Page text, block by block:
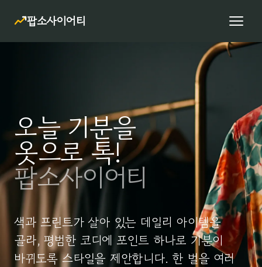
팝소사이어티
오늘 기분을
옷으로 톡!
팝소사이어티
색과 프린트가 살아 있는 데일리 아이템을
골라, 평범한 코디에 포인트 하나로 기분이
바뀌도록 스타일을 제안합니다. 한 벌을 여러